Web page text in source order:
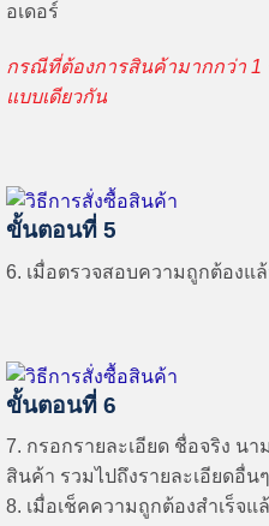
อเดอร์
กรณีที่ต้องการสินค้ามากกว่า 1
แบบเดียวกัน
ขั้นตอนที่ 5
6. เมื่อตรวจสอบความถูกต้องแ
ขั้นตอนที่ 6
7. กรอกรายละเอียด ชื่อจริง น
สินค้า รวมไปถึงรายละเอียดอื่น
8. เมื่อเช็คความถูกต้องสำเร็จแ